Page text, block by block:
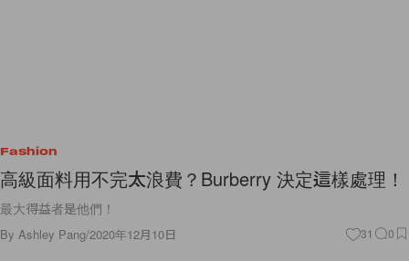
Fashion
高級面料用不完太浪費？Burberry 決定這樣處理！
最大得益者是他們！
By Ashley Pang/2020年12月10日 31 0